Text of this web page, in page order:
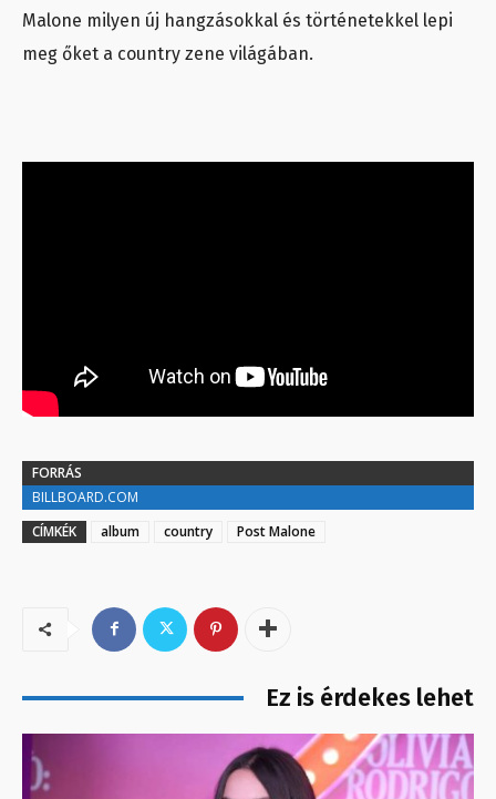
Malone milyen új hangzásokkal és történetekkel lepi
meg őket a country zene világában.
FORRÁS
BILLBOARD.COM
CÍMKÉK
album country Post Malone
Ez is érdekes lehet